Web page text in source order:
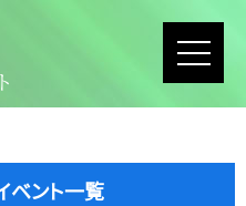
ベント一覧